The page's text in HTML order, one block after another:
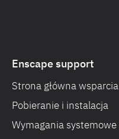
Enscape support
Strona główna wsparcia
Pobieranie i instalacja
Wymagania systemowe